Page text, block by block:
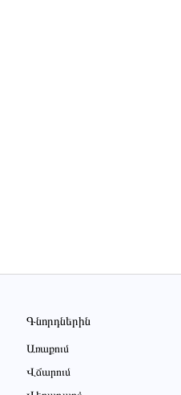
Գնորդներին
Առաքում
Վճարում